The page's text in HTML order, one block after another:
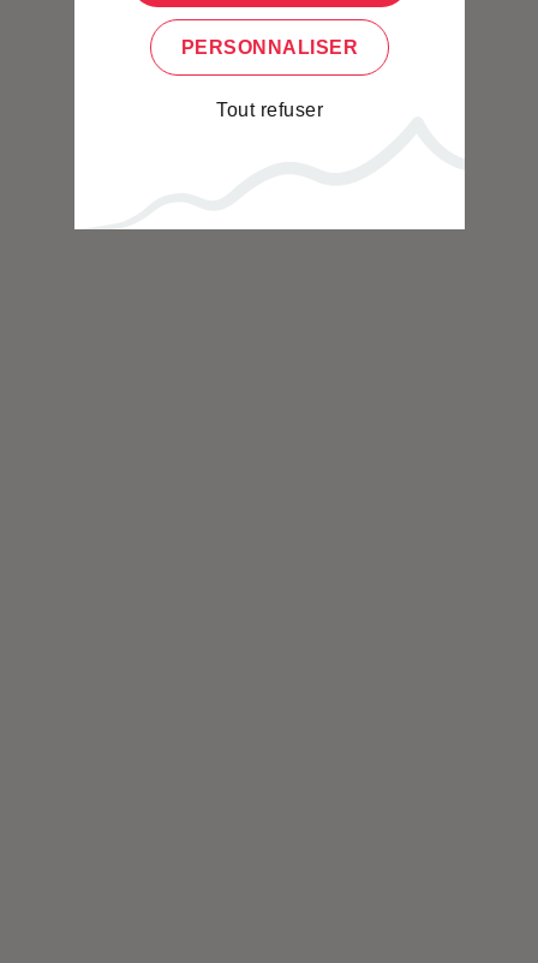
PERSONNALISER
Tout refuser